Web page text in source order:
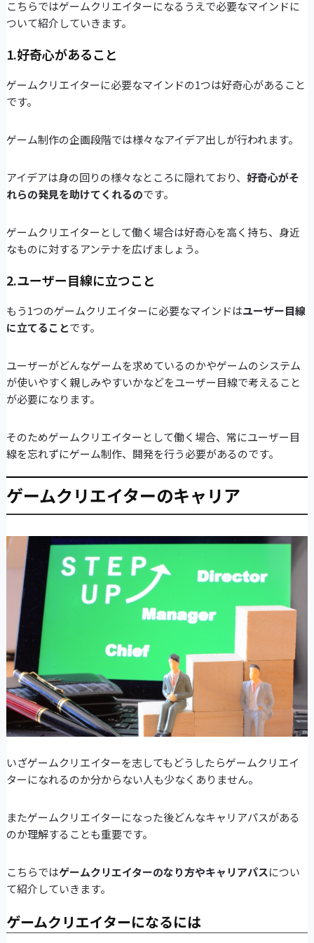
こちらではゲームクリエイターになるうえで必要なマインドに
ついて紹介していきます。
1.好奇心があること
ゲームクリエイターに必要なマインドの1つは好奇心があること
です。
ゲーム制作の企画段階では様々なアイデア出しが行われます。
アイデアは身の回りの様々なところに隠れており、 好奇心がそ
れらの発見を助けてくれるのです。
ゲームクリエイターとして働く場合は好奇心を高く持ち、身近
なものに対するアンテナを広げましょう。
2.ユーザー目線に立つこと
もう1つのゲームクリエイターに必要なマインドはユーザー目線
に立てることです。
ユーザーがどんなゲームを求めているのかやゲームのシステム
が使いやすく親しみやすいかなどをユーザー目線で考えること
が必要になります。
そのためゲームクリエイターとして働く場合、常にユーザー目
線を忘れずにゲーム制作、開発を行う必要があるのです。
ゲームクリエイターのキャリア
いざゲームクリエイターを志してもどうしたらゲームクリエイ
ターになれるのか分からない人も少なくありません。
またゲームクリエイターになった後どんなキャリアパスがある
のか理解することも重要です。
こちらではゲームクリエイターのなり方やキャリアパスについ
て紹介していきます。
ゲームクリエイターになるには